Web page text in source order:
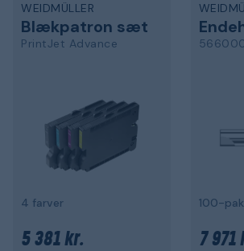
WEIDMÜLLER
Blækpatron sæt
PrintJet Advance
4 farver
5 381 kr.
100-pak
7 971